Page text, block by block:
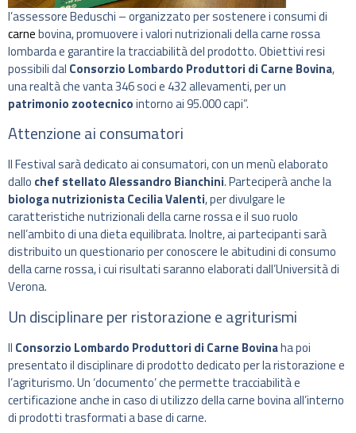
l’assessore Beduschi – organizzato per sostenere i consumi di
carnebovina, promuovere i valori nutrizionali della carne rossa
lombarda e garantire la tracciabilità del prodotto. Obiettivi resi
possibili dal Consorzio Lombardo Produttori di Carne Bovina,
una realtà che vanta 346 soci e 432 allevamenti, per un
patrimonio zootecnicointorno ai 95.000 capi”.
Attenzione ai consumatori
Il Festival sarà dedicato ai consumatori, con un menù elaborato
dallo chef stellato Alessandro Bianchini. Parteciperà anche la
biologa nutrizionista Cecilia Valenti, per divulgare le
caratteristiche nutrizionali della carne rossa e il suo ruolo
nell’ambito di una dieta equilibrata. Inoltre, ai partecipanti sarà
distribuito un questionario per conoscere le abitudini di consumo
della carne rossa, i cui risultati saranno elaborati dall’Università di
Verona.
Un disciplinare per ristorazione e agriturismi
Il Consorzio Lombardo Produttori di Carne Bovinaha poi
presentato il disciplinare di prodotto dedicato per la ristorazione e
l’agriturismo. Un ‘documento’ che permette tracciabilità e
certificazione anche in caso di utilizzo della carne bovina all’interno
di prodotti trasformati a base di carne.